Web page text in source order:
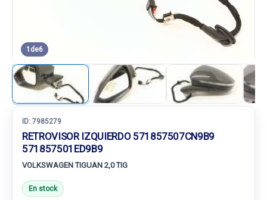
1 de6
ID: 7985279
RETROVISOR IZQUIERDO 571857507CN9B9
571857501ED9B9
VOLKSWAGEN TIGUAN 2,0 TIG
En stock